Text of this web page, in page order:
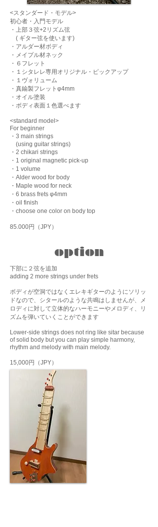
<スタンダード・モデル>
初心者・入門モデル
・上部３弦+2リズム弦
( ギター弦を使います)
・アルダー材ボディ
・メイプル材ネック
・６フレット
​・１シタレレ専用オリジナル・ピックアップ
・１ヴォリューム
​・真鍮製フレット φ4mm
・オイル塗装
​・ボディ表面１色選べます
<standard model>
For beginner
・3 main strings
(using guitar strings)
・2 chikari strings
・1 original magnetic pick-up
・1 volume
・Alder wood for body
・Maple wood for neck
・6 brass frets φ4mm
・oil finish
・choose one color on body top
85.000円（JPY）
option
下部に２弦を追加
adding 2 more strings under frets
ボディが空洞ではなくエレキギターのようにソリッ
ドなので、シタールのような共鳴はしませんが、メ
ロディに対して立体的なハーモニーやメロディ、リ
ズムを弾いていくことができます
Lower-side strings does not ring like sitar because
of solid body but you can play simple harmony,
rhythm and melody with main melody.
15,000円（JPY）